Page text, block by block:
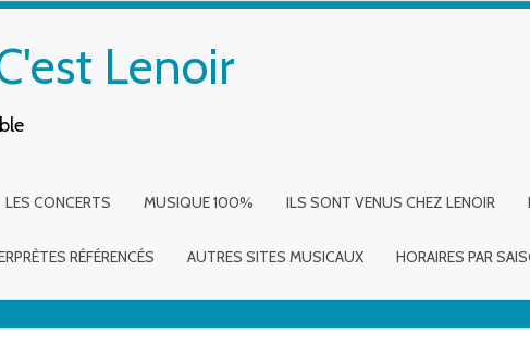
Lenoir
LES CONCERTS MUSIQUE 100% ILS SONT VENUS CHEZ LENOIR
RÉFÉRENCÉS AUTRES SITES MUSICAUX HORAIRES PAR